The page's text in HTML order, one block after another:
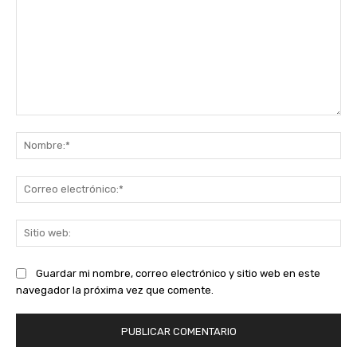
Guardar mi nombre, correo electrónico y sitio web en este
navegador la próxima vez que comente.